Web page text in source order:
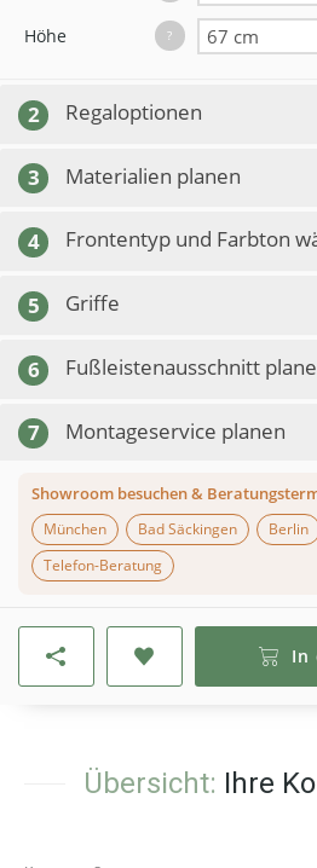
Höhe ?
2 Regaloptionen
3 Materialien planen
4 Frontentyp und Farbton
5 Griffe
6 Fußleistenausschnitt
7 Montageservice planen
Showroom besuchen &
München
Bad Säckingen Berlin
Telefon-Beratung
In
Übersicht: Ihre